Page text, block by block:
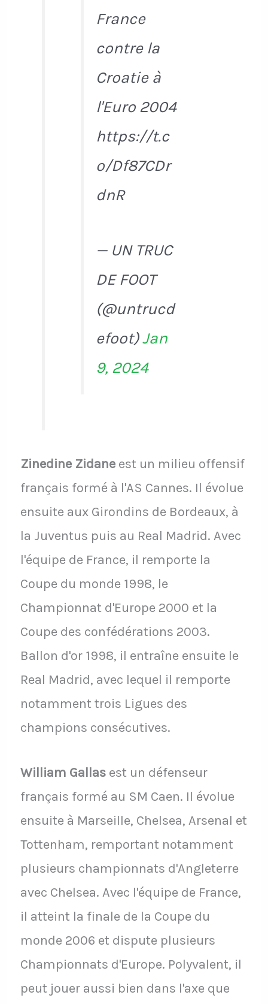
France
contre la
Croatie à
l'Euro 2004
https://t.c
o/Df87CDr
dnR
— UN TRUC
DE FOOT
(@untrucd
efoot)Jan
9, 2024
Zinedine Zidaneest un milieu offensif
français formé à l'AS Cannes. Il évolue
ensuite aux Girondins de Bordeaux, à
la Juventus puis au Real Madrid. Avec
l'équipe de France, il remporte la
Coupe du monde 1998, le
Championnat d'Europe 2000 et la
Coupe des confédérations 2003.
Ballon d'or 1998, il entraîne ensuite le
Real Madrid, avec lequel il remporte
notamment trois Ligues des
champions consécutives.
William Gallasest un défenseur
français formé au SM Caen. Il évolue
ensuite à Marseille, Chelsea, Arsenal et
Tottenham, remportant notamment
plusieurs championnats d'Angleterre
avec Chelsea. Avec l'équipe de France,
il atteint la finale de la Coupe du
monde 2006 et dispute plusieurs
Championnats d'Europe. Polyvalent, il
peut jouer aussi bien dans l'axe que